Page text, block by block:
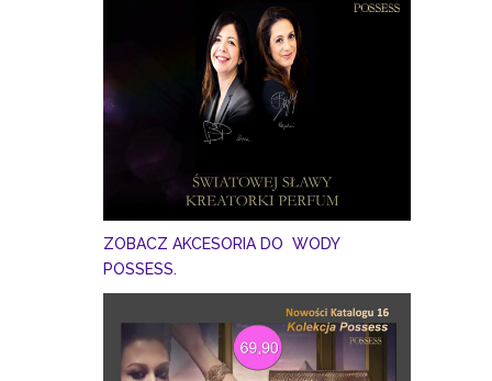
ZOBACZ AKCESORIA DO WODY
POSSESS.